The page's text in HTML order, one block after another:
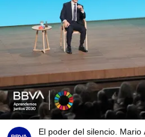
El poder del silencio. Mario